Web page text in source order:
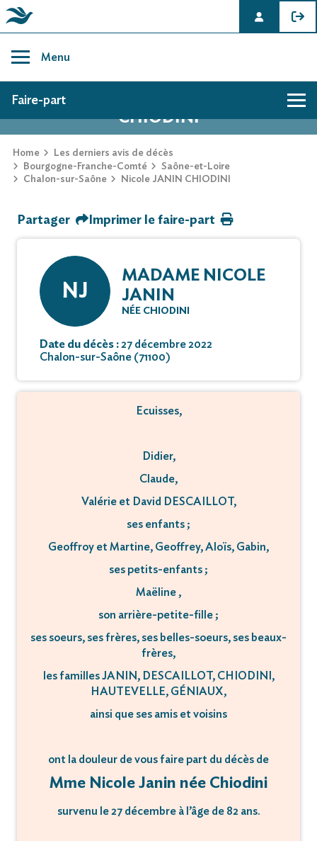
content
Menu
AVIS DE DÉCÈS DE NICOLE JANIN
CHIODINI
Home
Les derniers avis de décès
Bourgogne-Franche-Comté
Saône-et-Loire
Chalon-sur-Saône
Nicole JANIN CHIODINI
Faire-part
Faire-part
Partager Imprimer le faire-part
NJ
MADAME NICOLE
JANIN
NÉE CHIODINI
Date du décès :27 décembre 2022
Chalon-sur-Saône (71100)
Ecuisses,
Didier,
Claude,
Valérie et David DESCAILLOT,
ses enfants ;
Geoffroy et Martine, Geoffrey, Aloïs, Gabin,
ses petits-enfants ;
Maëline ,
son arrière-petite-fille ;
ses soeurs, ses frères, ses belles-soeurs, ses beaux-
frères,
les familles JANIN, DESCAILLOT, CHIODINI,
HAUTEVELLE, GÉNIAUX,
ainsi que ses amis et voisins
ont la douleur de vous faire part du décès de
Mme Nicole Janin née Chiodini
survenu le 27 décembre à l’âge de 82 ans.